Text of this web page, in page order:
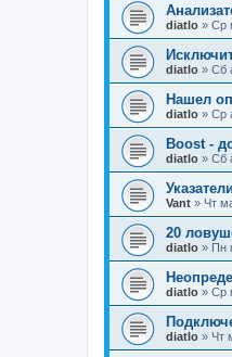
diatlo » Ср
diatlo » Сб
Нашел
diatlo » Ср
Boost -
diatlo » Сб
Vant » Чт
20
diatlo » Пн
diatlo » Ср
diatlo » Чт